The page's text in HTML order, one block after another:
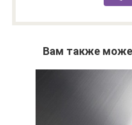
Вам также